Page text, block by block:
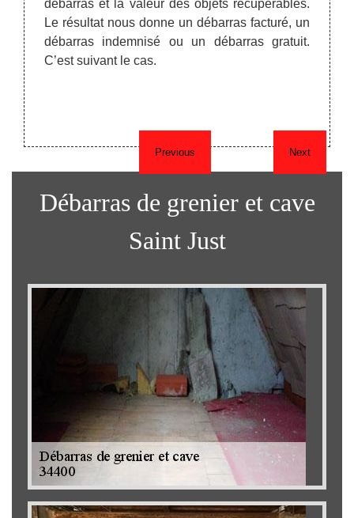
Previous
ou
le
débarras et la valeur des objets récupérables.
Le résultat nous donne un débarras facturé, un
débarras indemnisé ou un débarras gratuit.
C’est suivant le cas.
Next
Débarras de grenier et cave
Saint Just